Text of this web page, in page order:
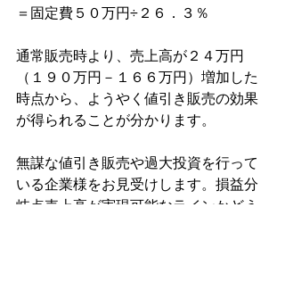
＝固定費５０万円÷２６．３％
通常販売時より、売上高が２４万円
（１９０万円－１６６万円）増加した
時点から、ようやく値引き販売の効果
が得られることが分かります。
無謀な値引き販売や過大投資を行って
いる企業様をお見受けします。損益分
岐点売上高が実現可能なラインかどう